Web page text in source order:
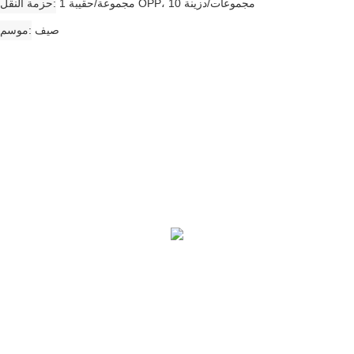
حزمة النقل 1 مجموعة/حقيبة OPP، 10 مجموعات/دزينة
موسم صيف